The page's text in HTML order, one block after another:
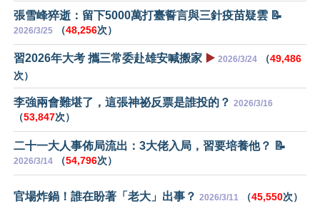
張雪峰猝逝：留下5000萬打臺誓言與三針疫苗疑雲 📝
2026/3/25 （48,256次）
習2026年大考 攜三常委赴雄安喊搬家 ▶️ 2026/3/24 （49,486
次）
李強兩會難堪了，這張神祕反票是誰投的？ 2026/3/16
（53,847次）
二十一大人事佈局流出：3大佬入局，習要培養他？ 📝
2026/3/14 （54,796次）
官場炸鍋！誰在盼著「老大」出事？ 2026/3/11 （45,550次）